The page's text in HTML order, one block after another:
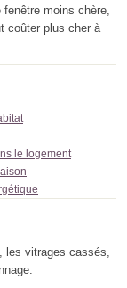
moins chère,
coûter plus cher à
le logement
les vitrages cassés,